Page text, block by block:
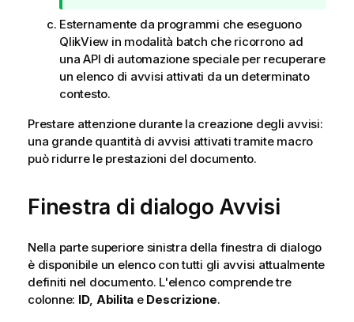
s
u
g
g
e
i
m
e
t
o
Esternamente da programmi che eseguono
QlikView in modalità batch che ricorrono ad
una API di automazione speciale per recuperare
un elenco di avvisi attivati da un determinato
contesto.
Prestare attenzione durante la creazione degli avvisi:
una grande quantità di avvisi attivati tramite macro
può ridurre le prestazioni del documento.
Finestra di dialogo Avvisi
Nella parte superiore sinistra della finestra di dialogo
è disponibile un elenco con tutti gli avvisi attualmente
definiti nel documento. L'elenco comprende tre
colonne: ID, Abilita e Descrizione.